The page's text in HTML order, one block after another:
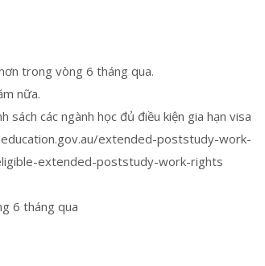
trong vòng 6 tháng qua.
nữa.
các ngành học đủ điều kiện gia hạn visa
extended-poststudy-work-
extended-poststudy-work-rights
6 tháng qua